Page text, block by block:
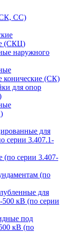
СС)
(СКЦ)
наружного
конические (СК)
для опор
для
серии 3.407.1-
серии 3.407-
(по
для
кВ (по серии
под
кВ (по